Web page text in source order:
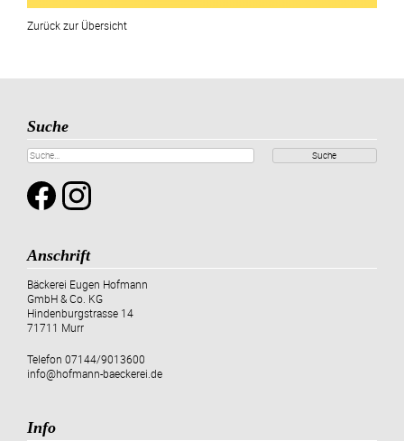
Zurück zur Übersicht
Info
Anschrift
Bäckerei Eugen Hofmann
GmbH & Co. KG
Hindenburgstrasse 14
71711 Murr
Telefon 07144/9013600
info@hofmann-baeckerei.de
Suche
Suche